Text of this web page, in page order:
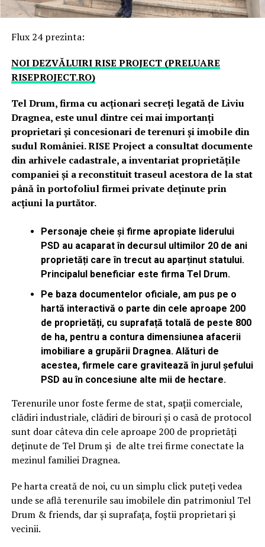
Flux 24 prezinta:
NOI DEZVĂLUIRI RISE PROJECT (PRELUARE
RISEPROJECT.RO)
Tel Drum, firma cu acționari secreți legată de Liviu
Dragnea, este unul dintre cei mai importanți
proprietari și concesionari de terenuri și imobile din
sudul României. RISE Project a consultat documente
din arhivele cadastrale, a inventariat proprietățile
companiei și a reconstituit traseul acestora de la stat
până în portofoliul firmei private deținute prin
acțiuni la purtător.
Personaje cheie și firme apropiate liderului
PSD au acaparat în decursul ultimilor 20 de ani
proprietăți care în trecut au aparținut statului.
Principalul beneficiar este firma Tel Drum.
Pe baza documentelor oficiale, am pus pe o
hartă interactivă o parte din cele aproape 200
de proprietăți, cu suprafață totală de peste 800
de ha, pentru a contura dimensiunea afacerii
imobiliare a grupării Dragnea. Alături de
acestea, firmele care gravitează în jurul șefului
PSD au în concesiune alte mii de hectare.
Terenurile unor foste ferme de stat, spații comerciale,
clădiri industriale, clădiri de birouri și o casă de protocol
sunt doar câteva din cele aproape 200 de proprietăți
deținute de Tel Drum și de alte trei firme conectate la
mezinul familiei Dragnea.
Pe harta creată de noi, cu un simplu click puteți vedea
unde se află terenurile sau imobilele din patrimoniul Tel
Drum & friends, dar și suprafața, foștii proprietari și
vecinii.